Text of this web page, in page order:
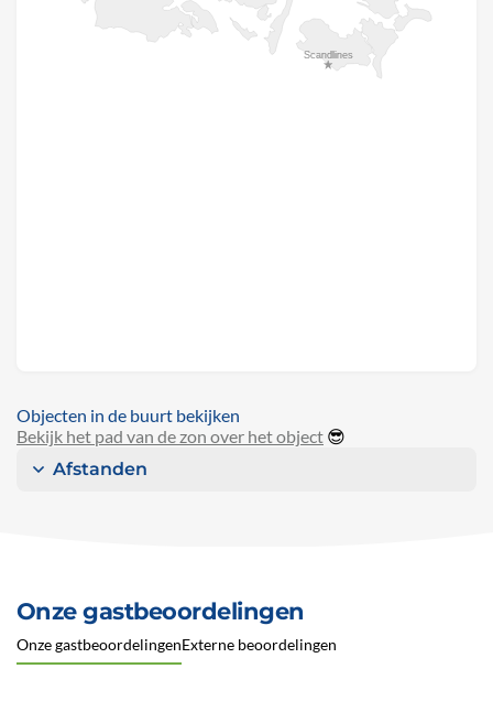
Objecten in de buurt bekijken
Bekijk het pad van de zon over het object 😎
Afstanden
Onze gastbeoordelingen
Onze gastbeoordelingenExterne beoordelingen